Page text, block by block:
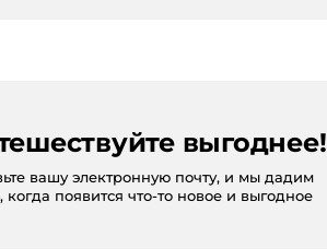
выгоднее!
вашу электронную почту, и мы дадим
когда появится что-то новое и выгодное